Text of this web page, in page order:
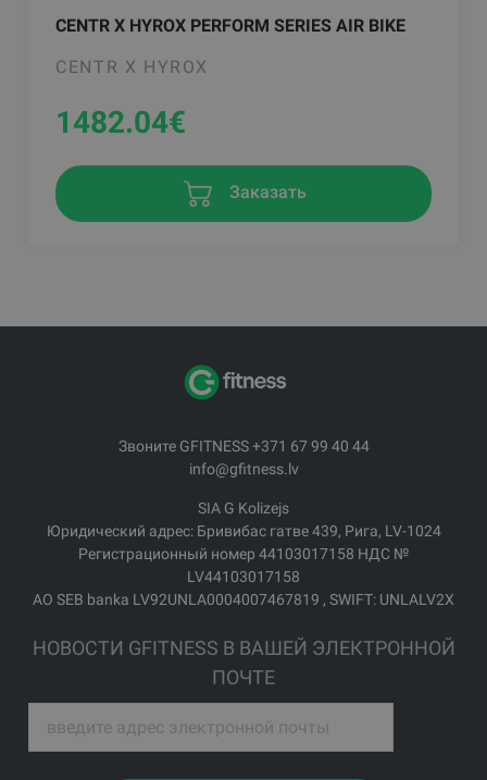
CENTR X HYROX PERFORM SERIES AIR BIKE
CENTR X HYROX
1482.04€
Заказать
Звоните GFITNESS +371 67 99 40 44
info@gfitness.lv
SIA G Kolizejs
Юридический адрес: Бривибас гатве 439, Рига, LV-1024
Регистрационный номер 44103017158 НДС №
LV44103017158
АО SEB banka LV92UNLA0004007467819 , SWIFT: UNLALV2X
НОВОСТИ GFITNESS В ВАШЕЙ ЭЛЕКТРОННОЙ
ПОЧТЕ